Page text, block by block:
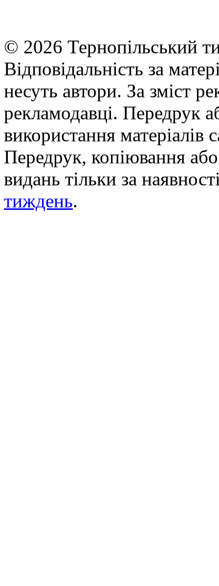
© 2026 Тернопільський
Відповідальність за
несуть автори. За зміст
рекламодавці. Передрук
використання матеріалів
Передрук, копіювання
видань тільки за
тиждень.